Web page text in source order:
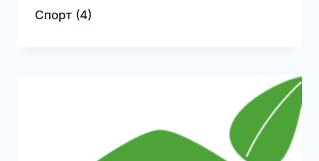
Спорт (4)